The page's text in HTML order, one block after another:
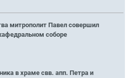
митрополит Павел совершил
соборе
в храме свв. апп. Петра и